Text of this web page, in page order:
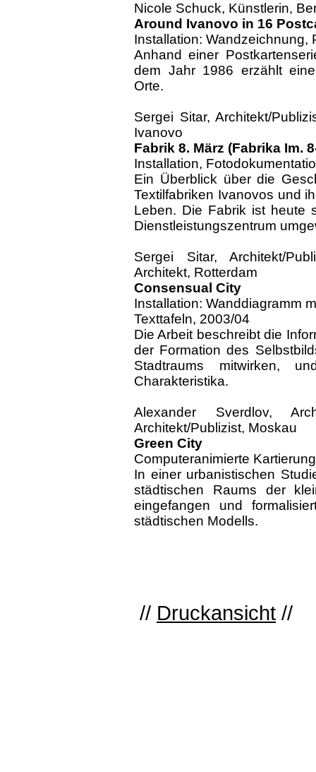
Nicole Schuck, Künstlerin,
Around Ivanovo in 16
Installation: Wandzeichnung,
Anhand einer
dem Jahr 1986 erzählt
Orte.
Sergei Sitar, Architekt/
Ivanovo
Fabrik 8. März (Fabrika Im.
Installation,
Ein Überblick über die
Textilfabriken Ivanovos und
Leben. Die Fabrik ist heute
Dienstleistungszentrum
Sergei Sitar, Architekt/
Architekt, Rotterdam
Consensual City
Installation: Wanddiagramm
Texttafeln, 2003/04
Die Arbeit beschreibt die
der Formation des
Stadtraums mitwirken,
Charakteristika.
Alexander Sverdlov,
Architekt/Publizist, Moskau
Green City
Computeranimierte
In einer urbanistischen
städtischen Raums der
eingefangen und
städtischen Modells.
// Druckansicht //